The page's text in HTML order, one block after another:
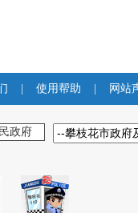
使用帮助 网站
政府